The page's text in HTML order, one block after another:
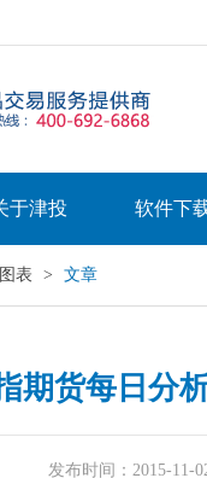
于津投 软件下
表 > 文章
期货每日分
发布时间：2015-11-